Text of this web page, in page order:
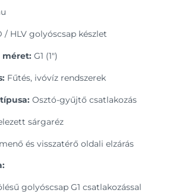
/ HLV golyóscsap készlet
méret: G1 (1")
Fűtés, ivóvíz rendszerek
Osztó-gyűjtő csatlakozás
sárgaréz
és visszatérő oldali elzárás
golyóscsap G1 csatlakozással